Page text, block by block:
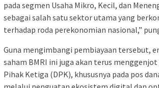
pada segmen Usaha Mikro, Kecil, dan
sebagai salah satu sektor utama yang
terhadap roda perekonomian nasional,”
​Guna mengimbangi pembiayaan tersebut,
saham BMRI ini juga akan terus
Pihak Ketiga (DPK), khususnya pada pos